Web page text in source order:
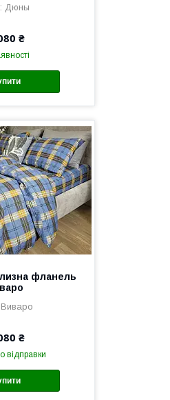
Дюны
₴
фланель
Виваро
₴
відправки